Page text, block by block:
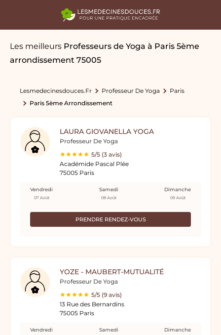
Les meilleurs Professeurs de Yoga à Paris 5ème
arrondissement 75005
Lesmedecinesdouces.fr Professeur De Yoga
Paris
Paris 5ème Arrondissement
LAURA GIOVANELLA YOGA
Professeur De Yoga
5/5 (3 avis)
Académide Pascal Plée
75005 Paris
PRENDRE RENDEZ-VOUS
Vendredi
07 Août
Samedi
08 Août
Dimanche
09 Août
YOZE - MAUBERT-MUTUALITÉ
Professeur De Yoga
5/5 (9 avis)
13 Rue des Bernardins
75005 Paris
Vendredi Samedi Dimanche